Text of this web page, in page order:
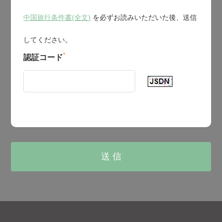
中国旅行条件書(全文) を必ずお読みいただいた後、送信
してください。
認証コード*